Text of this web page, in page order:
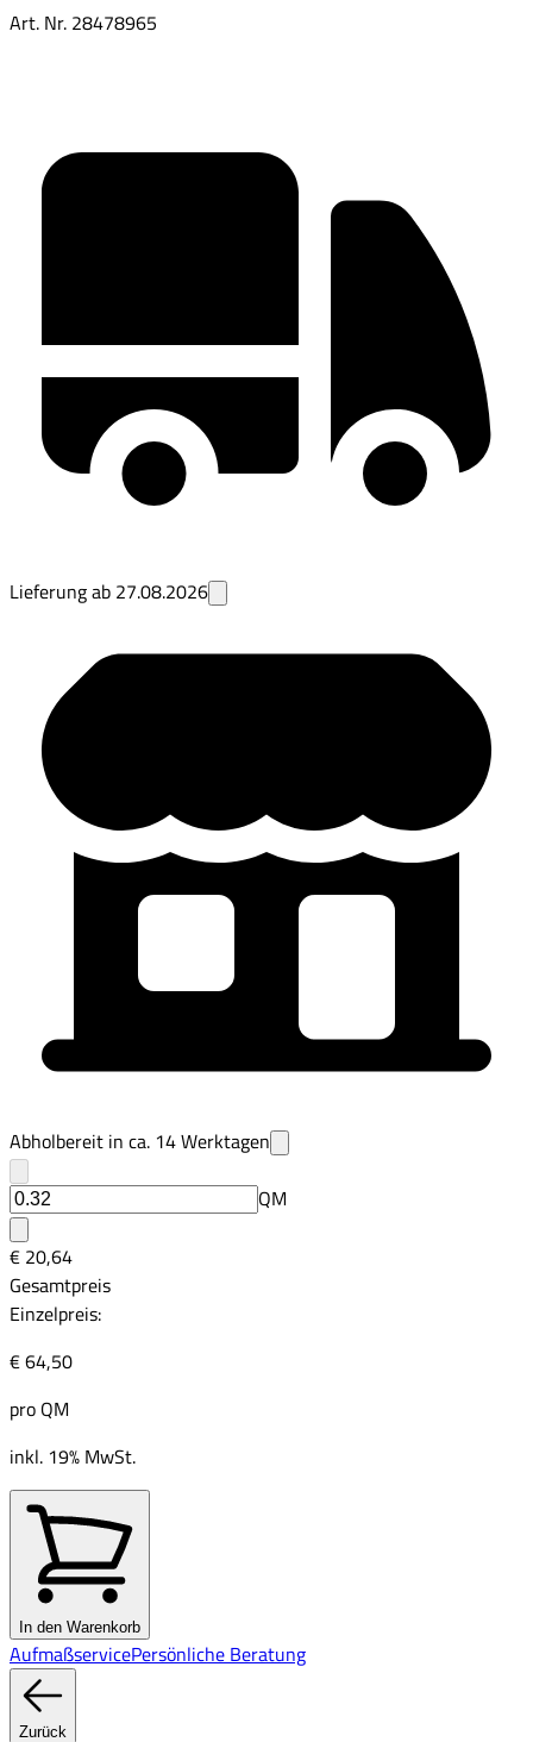
Art. Nr. 28478965
Lieferung ab 27.08.2026
Abholbereit in ca. 14Werktagen
QM
€ 20,64
Gesamtpreis
Einzelpreis:
€ 64,50
pro QM
inkl. 19% MwSt.
In den Warenkorb
AufmaßservicePersönliche Beratung
Zurück